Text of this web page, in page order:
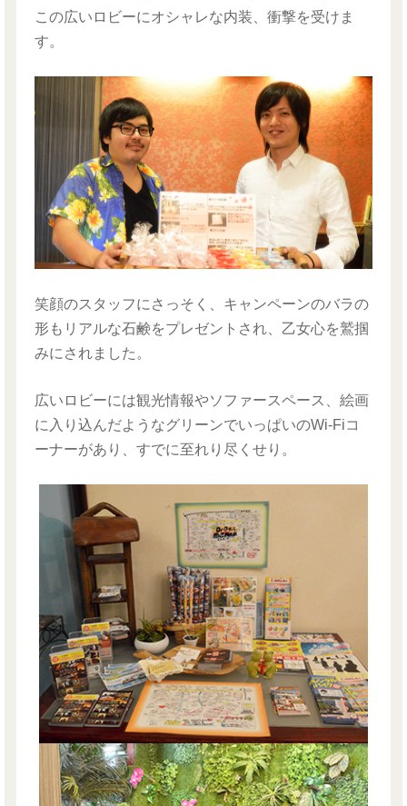
この広いロビーにオシャレな内装、衝撃を受けま
す。
笑顔のスタッフにさっそく、キャンペーンのバラの
形もリアルな石鹸をプレゼントされ、乙女心を鷲掴
みにされました。
広いロビーには観光情報やソファースペース、絵画
に入り込んだようなグリーンでいっぱいのWi-Fiコ
ーナーがあり、すでに至れり尽くせり。